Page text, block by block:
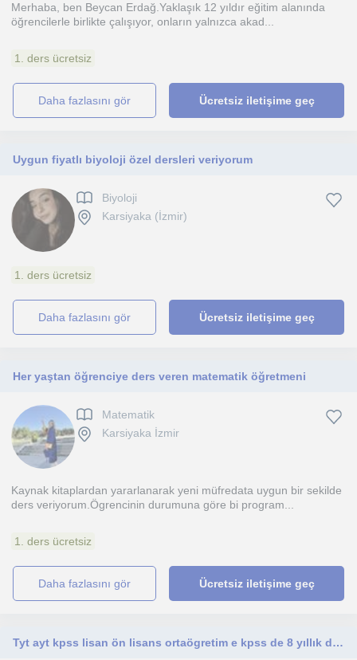
Merhaba, ben Beycan Erdağ.Yaklaşık 12 yıldır eğitim alanında
öğrencilerle birlikte çalışıyor, onların yalnızca akad...
1. ders ücretsiz
daha fazlasını gör Ücretsiz iletişime geç
Uygun fiyatlı biyoloji özel dersleri veriyorum
Biyoloji
Karsiyaka (İzmir)
1. ders ücretsiz
daha fazlasını gör Ücretsiz iletişime geç
Her yaştan öğrenciye ders veren matematik öğretmeni
Matematik
Karsiyaka İzmir
Kaynak kitaplardan yararlanarak yeni müfredata uygun bir sekilde
ders veriyorum.Ögrencinin durumuna göre bi program...
1. ders ücretsiz
daha fazlasını gör Ücretsiz iletişime geç
Tyt ayt kpss lisan ön lisans ortaögretim e kpss de 8 yıllık deneyim sahibi